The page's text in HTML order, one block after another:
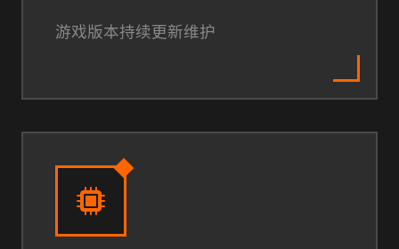
游戏版本持续更新维护